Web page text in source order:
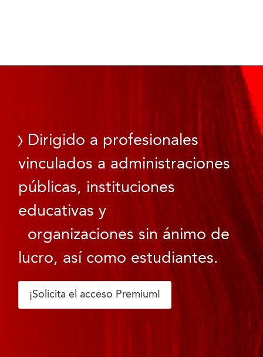
Dirigido a profesionales
vinculados a administraciones
públicas, instituciones
educativas y
organizaciones sin ánimo de
lucro, así como estudiantes.
¡Solicita el acceso Premium!